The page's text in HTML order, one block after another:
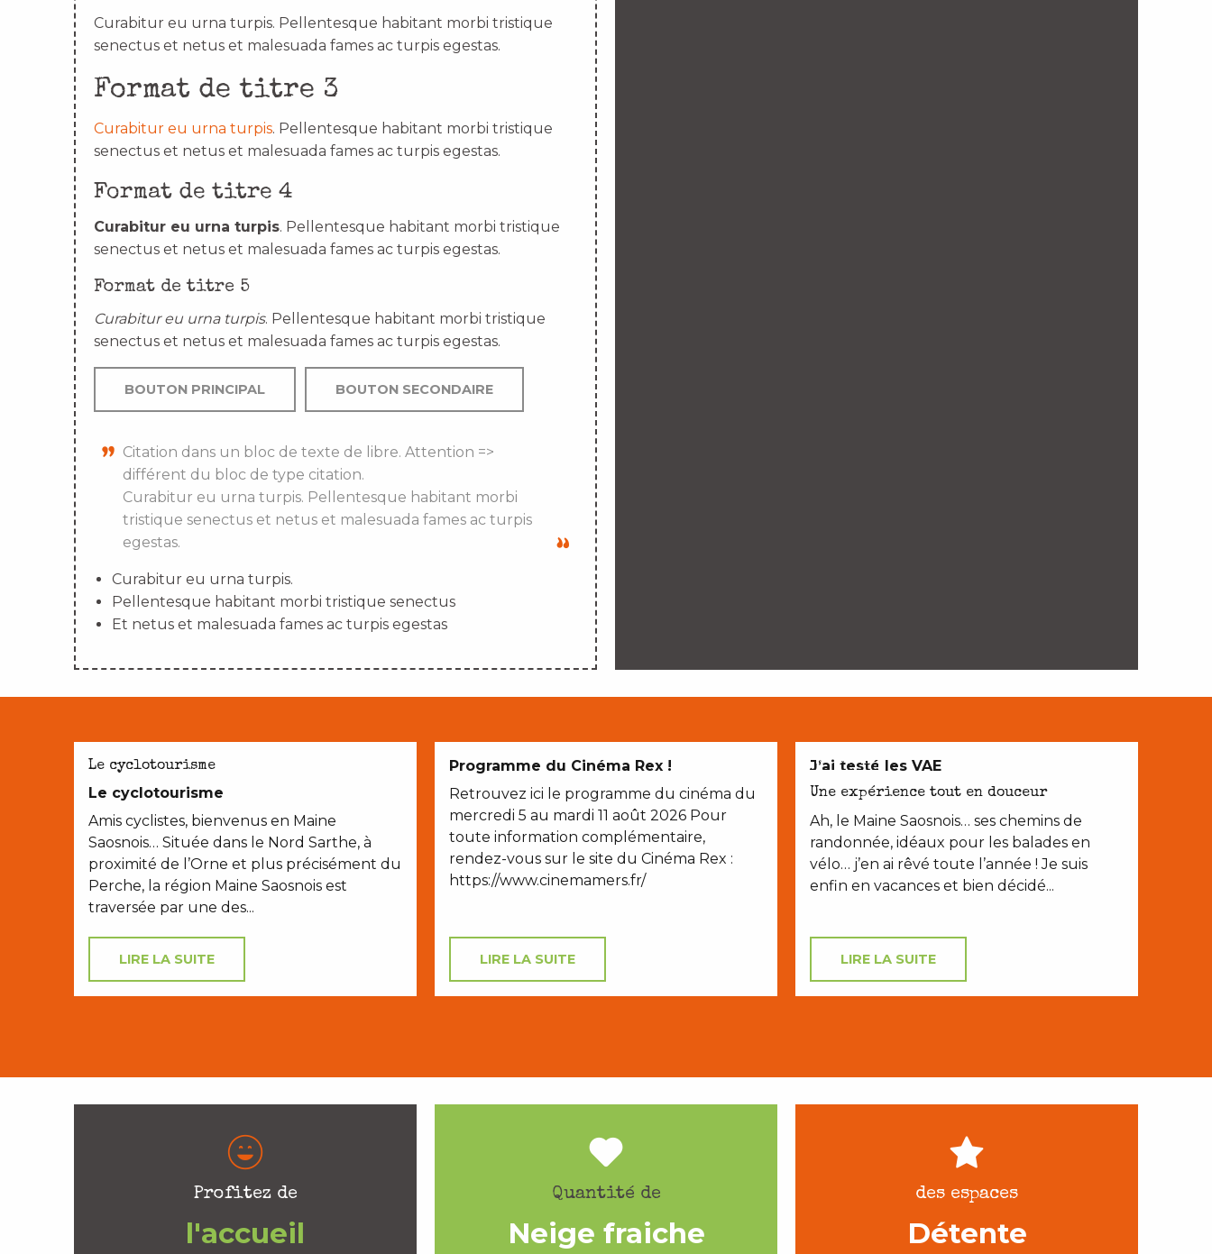
Curabitur eu urna turpis. Pellentesque habitant morbi tristique
senectus et netus et malesuada fames ac turpis egestas.
Format de titre 3
Curabitur eu urna turpis. Pellentesque habitant morbi tristique
senectus et netus et malesuada fames ac turpis egestas.
Format de titre 4
Curabitur eu urna turpis. Pellentesque habitant morbi tristique
senectus et netus et malesuada fames ac turpis egestas.
Format de titre 5
Curabitur eu urna turpis. Pellentesque habitant morbi tristique
senectus et netus et malesuada fames ac turpis egestas.
BOUTON PRINCIPAL BOUTON SECONDAIRE
Citation dans un bloc de texte de libre. Attention =>
différent du bloc de type citation.
Curabitur eu urna turpis. Pellentesque habitant morbi
tristique senectus et netus et malesuada fames ac turpis
egestas.
Curabitur eu urna turpis.
Pellentesque habitant morbi tristique senectus
Et netus et malesuada fames ac turpis egestas
Le cyclotourisme
Le cyclotourisme
Amis cyclistes, bienvenus en Maine
Saosnois… Située dans le Nord Sarthe, à
proximité de l’Orne et plus précisément du
Perche, la région Maine Saosnois est
traversée par une des...
LIRE LA SUITE
Programme du Cinéma Rex !
Retrouvez ici le programme du cinéma du
mercredi 5 au mardi 11 août 2026 Pour
toute information complémentaire,
rendez-vous sur le site du Cinéma Rex :
https://www.cinemamers.fr/
LIRE LA SUITE
EN COUPLE
J’ai testé les VAE
Une expérience tout en douceur
Ah, le Maine Saosnois… ses chemins de
randonnée, idéaux pour les balades en
vélo… j’en ai rêvé toute l’année ! Je suis
enfin en vacances et bien décidé...
LIRE LA SUITE
Profitez de
l'accueil
Quantité de
Neige fraiche
des espaces
Détente